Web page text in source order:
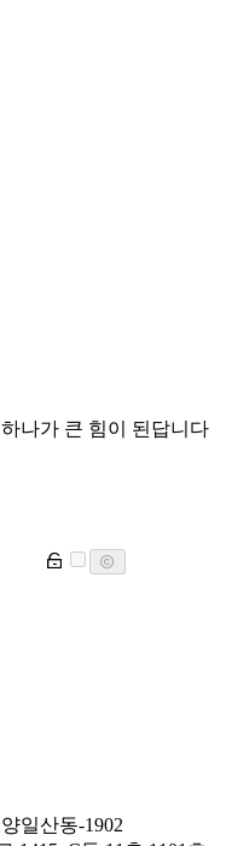
나가 큰 힘이 된답니다
일산동-1902